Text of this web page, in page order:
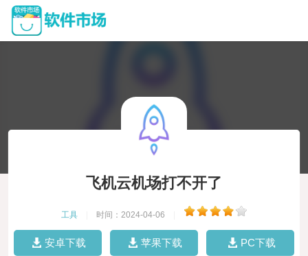
飞机云机场打不开了
工具 时间：2024-04-06
安卓下载 苹果下载 PC下载